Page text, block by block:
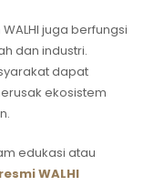
juga berfungsi
dan industri.
dapat
ekosistem
edukasi atau
WALHI